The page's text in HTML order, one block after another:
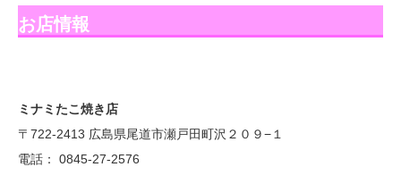
お店情報
ミナミたこ焼き店
〒722-2413 広島県尾道市瀬戸田町沢２０９−１
電話： 0845-27-2576